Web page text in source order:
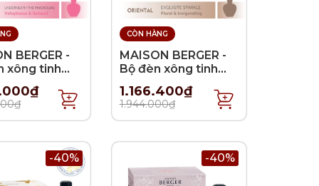
BERGER -
xông tinh
món -
CÒN HÀNG
MAISON BERGER -
Bộ đèn xông tinh
Mountains - 2 món -
380ml
1.166.400₫
1.944.000₫
-40% -40%